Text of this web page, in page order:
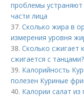
проблемы устраняют
части лица
37.Сколько жира в
измерения уровня
38.Сколько сжигает
сжигается с танцами?
39. Калорийность
полезен Куриные
40. Калории салат из